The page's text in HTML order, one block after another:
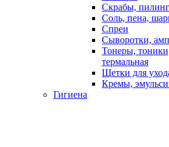
Скрабы,
Соль, пена,
Спреи
Сыворотки,
Тонеры,
термальная
Щетки для
Кремы,
Гигиена